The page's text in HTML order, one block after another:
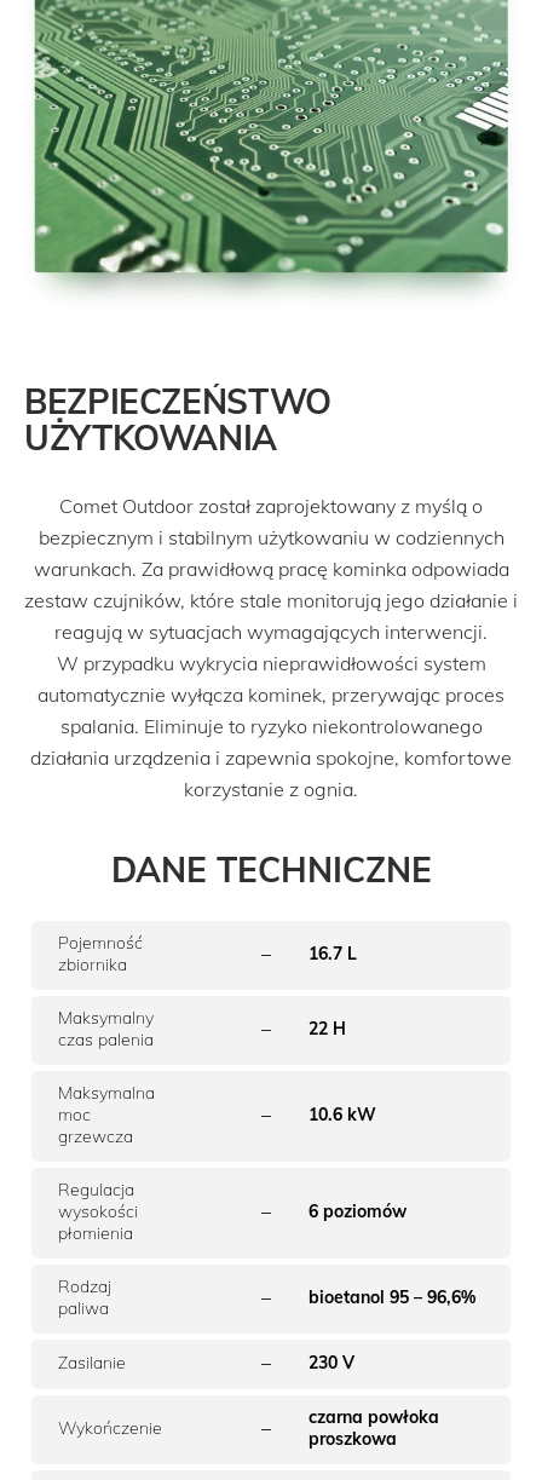
BEZPIECZEŃSTWO
UŻYTKOWANIA
Comet Outdoor został zaprojektowany z myślą o
bezpiecznym i stabilnym użytkowaniu w codziennych
warunkach. Za prawidłową pracę kominka odpowiada
zestaw czujników, które stale monitorują jego działanie i
reagują w sytuacjach wymagających interwencji.
W przypadku wykrycia nieprawidłowości system
automatycznie wyłącza kominek, przerywając proces
spalania. Eliminuje to ryzyko niekontrolowanego
działania urządzenia i zapewnia spokojne, komfortowe
korzystanie z ognia.
DANE TECHNICZNE
Pojemność
zbiornika
– 16.7 L
Maksymalny
czas palenia
– 22 H
Maksymalna
moc
grzewcza
– 10.6 kW
Regulacja
wysokości
płomienia
– 6 poziomów
Rodzaj
paliwa
– bioetanol 95 – 96,6%
Zasilanie – 230 V
Wykończenie –
czarna powłoka
proszkowa